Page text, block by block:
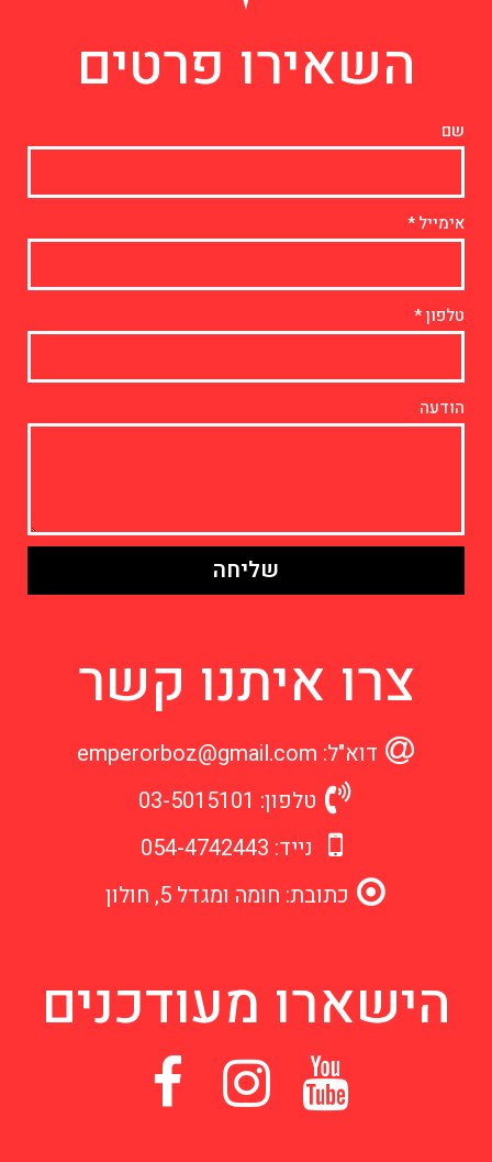
השאירו פרטים
שם
אימייל
טלפון
הודעה
שליחה
צרו איתנו קשר
דוא"ל: emperorboz@gmail.com
טלפון: 03-5015101
נייד: 054-4742443
כתובת: חומה ומגדל 5, חולון
הישארו מעודכנים